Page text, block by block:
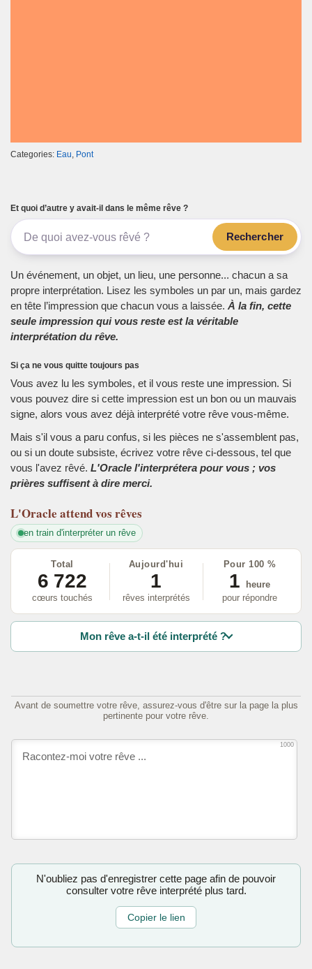
Categories: Eau, Pont
Et quoi d’autre y avait-il dans le même rêve ?
Rechercher
Un événement, un objet, un lieu, une personne... chacun a sa
propre interprétation. Lisez les symboles un par un, mais gardez
en tête l’impression que chacun vous a laissée. À la fin, cette
seule impression qui vous reste est la véritable
interprétation du rêve.
Si ça ne vous quitte toujours pas
Vous avez lu les symboles, et il vous reste une impression. Si
vous pouvez dire si cette impression est un bon ou un mauvais
signe, alors vous avez déjà interprété votre rêve vous-même.
Mais s'il vous a paru confus, si les pièces ne s'assemblent pas,
ou si un doute subsiste, écrivez votre rêve ci-dessous, tel que
vous l'avez rêvé. L'Oracle l'interprétera pour vous ; vos
prières suffisent à dire merci.
L'Oracle attend vos rêves
en train d'interpréter un rêve
Total
6 722
cœurs touchés
Aujourd'hui
1
rêves interprétés
Pour 100 %
1
heure
pour répondre
Mon rêve a-t-il été interprété ?
Avant de soumettre votre rêve, assurez-vous d'être sur la page la plus
pertinente pour votre rêve.
1000
N'oubliez pas d'enregistrer cette page afin de pouvoir
consulter votre rêve interprété plus tard.
Copier le lien